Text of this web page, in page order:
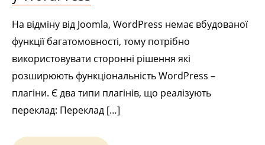
На відміну від Joomla, WordPress немає вбудованої
функції багатомовності, тому потрібно
використовувати сторонні рішення які
розширюють функціональність WordPress –
плагіни. Є два типи плагінів, що реалізують
переклад: Переклад […]